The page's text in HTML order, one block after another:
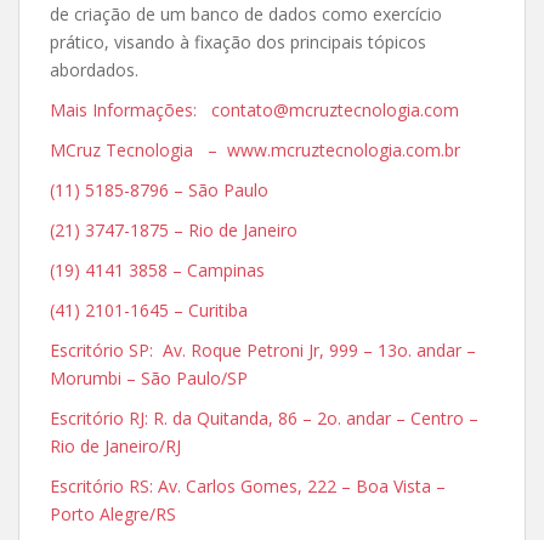
de criação de um banco de dados como exercício
prático, visando à fixação dos principais tópicos
abordados.
Mais Informações: contato@mcruztecnologia.com
MCruz Tecnologia – www.mcruztecnologia.com.br
(11) 5185-8796 – São Paulo
(21) 3747-1875 – Rio de Janeiro
(19) 4141 3858 – Campinas
(41) 2101-1645 – Curitiba
Escritório SP: Av. Roque Petroni Jr, 999 – 13o. andar –
Morumbi – São Paulo/SP
Escritório RJ: R. da Quitanda, 86 – 2o. andar – Centro –
Rio de Janeiro/RJ
Escritório RS: Av. Carlos Gomes, 222 – Boa Vista –
Porto Alegre/RS